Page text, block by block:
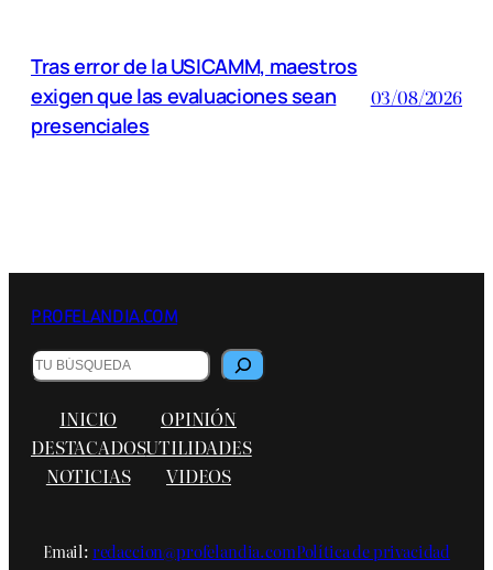
Tras error de la USICAMM, maestros
exigen que las evaluaciones sean
presenciales
03/08/2026
PROFELANDIA.COM
B
u
a
r
INICIO
DESTACADOS
NOTICIAS
OPINIÓN
UTILIDADES
VIDEOS
Email:redaccion@profelandia.comPolítica de privacidad